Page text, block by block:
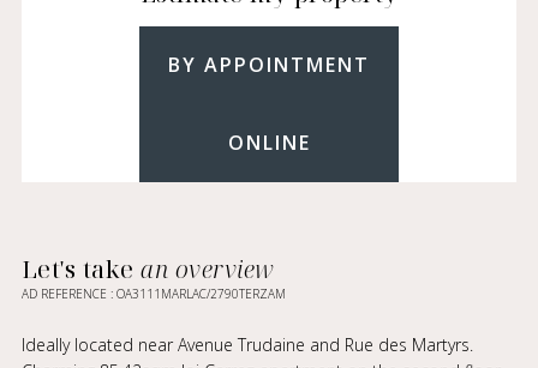
BY APPOINTMENT
ONLINE
Let's takean overview
AD REFERENCE : OA3111MARLAC/2790TERZAM
Ideally located near Avenue Trudaine and Rue des Martyrs.